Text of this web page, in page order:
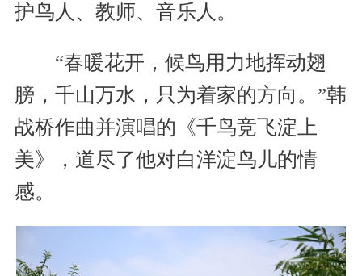
护鸟人、教师、音乐人。
“春暖花开，候鸟用力地挥动翅
膀，千山万水，只为着家的方向。”韩
战桥作曲并演唱的《千鸟竞飞淀上
美》，道尽了他对白洋淀鸟儿的情
感。